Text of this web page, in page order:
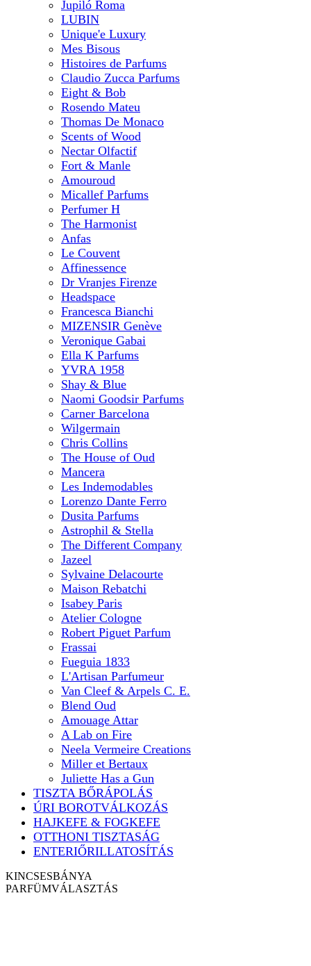
Jupiló Roma
LUBIN
Unique'e Luxury
Mes Bisous
Histoires de Parfums
Claudio Zucca Parfums
Eight & Bob
Rosendo Mateu
Thomas De Monaco
Scents of Wood
Nectar Olfactif
Fort & Manle
Amouroud
Micallef Parfums
Perfumer H
The Harmonist
Anfas
Le Couvent
Affinessence
Dr Vranjes Firenze
Headspace
Francesca Bianchi
MIZENSIR Genève
Veronique Gabai
Ella K Parfums
YVRA 1958
Shay & Blue
Naomi Goodsir Parfums
Carner Barcelona
Wilgermain
Chris Collins
The House of Oud
Mancera
Les Indemodables
Lorenzo Dante Ferro
Dusita Parfums
Astrophil & Stella
The Different Company
Jazeel
Sylvaine Delacourte
Maison Rebatchi
Isabey Paris
Atelier Cologne
Robert Piguet Parfum
Frassai
Fueguia 1833
L'Artisan Parfumeur
Van Cleef & Arpels C. E.
Blend Oud
Amouage Attar
A Lab on Fire
Neela Vermeire Creations
Miller et Bertaux
Juliette Has a Gun
TISZTA BŐRÁPOLÁS
ÚRI BOROTVÁLKOZÁS
HAJKEFE & FOGKEFE
OTTHONI TISZTASÁG
ENTERIŐRILLATOSÍTÁS
KINCSESBÁNYA
PARFÜMVÁLASZTÁS